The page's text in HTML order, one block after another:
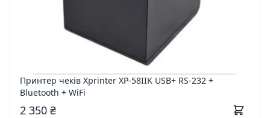
Принтер чеків Xprinter XP-58IIK USB+ RS-232 +
Bluetooth + WiFi
2 350 ₴